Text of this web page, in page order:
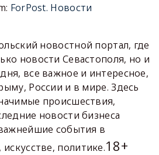
ForPost. Новости
новостной портал, где
новости Севастополя, но и
все важное и интересное,
России и в мире. Здесь
происшествия,
новости бизнеса
события в
политике.18+